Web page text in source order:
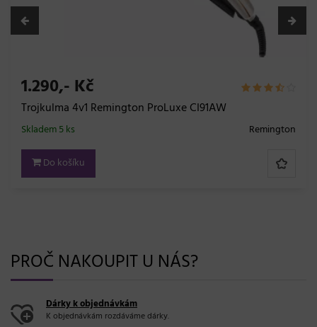
1.290,- Kč
Trojkulma 4v1 Remington ProLuxe CI91AW
Remington
Skladem 5 ks
Do košíku
PROČ NAKOUPIT U NÁS?
Dárky k objednávkám
K objednávkám rozdáváme dárky.